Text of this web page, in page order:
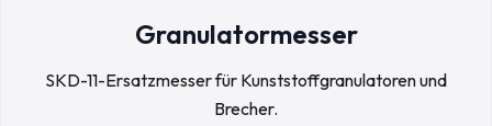
Granulatormesser
SKD-11-Ersatzmesser für Kunststoffgranulatoren und
Brecher.